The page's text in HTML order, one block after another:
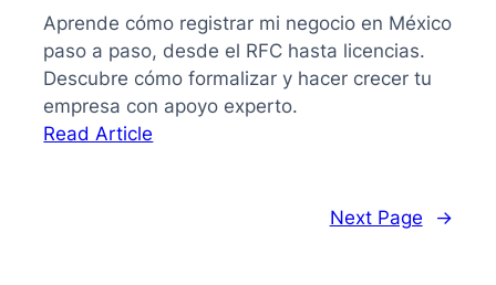
Aprende cómo registrar mi negocio en México
paso a paso, desde el RFC hasta licencias.
Descubre cómo formalizar y hacer crecer tu
empresa con apoyo experto.
Read Article
Next Page →